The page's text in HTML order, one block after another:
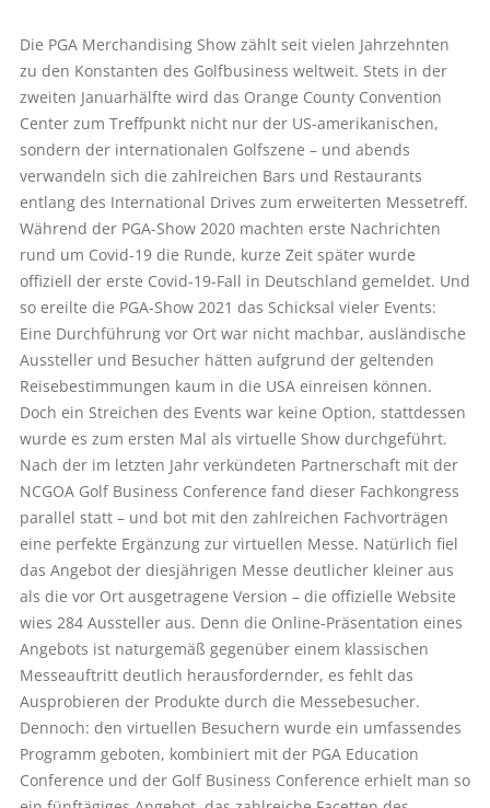
Die PGA Merchandising Show zählt seit vielen Jahrzehnten
zu den Konstanten des Golfbusiness weltweit. Stets in der
zweiten Januarhälfte wird das Orange County Convention
Center zum Treffpunkt nicht nur der US-amerikanischen,
sondern der internationalen Golfszene – und abends
verwandeln sich die zahlreichen Bars und Restaurants
entlang des International Drives zum erweiterten Messetreff.
Während der PGA-Show 2020 machten erste Nachrichten
rund um Covid-19 die Runde, kurze Zeit später wurde
offiziell der erste Covid-19-Fall in Deutschland gemeldet. Und
so ereilte die PGA-Show 2021 das Schicksal vieler Events:
Eine Durchführung vor Ort war nicht machbar, ausländische
Aussteller und Besucher hätten aufgrund der geltenden
Reisebestimmungen kaum in die USA einreisen können.
Doch ein Streichen des Events war keine Option, stattdessen
wurde es zum ersten Mal als virtuelle Show durchgeführt.
Nach der im letzten Jahr verkündeten Partnerschaft mit der
NCGOA Golf Business Conference fand dieser Fachkongress
parallel statt – und bot mit den zahlreichen Fachvorträgen
eine perfekte Ergänzung zur virtuellen Messe. Natürlich fiel
das Angebot der diesjährigen Messe deutlicher kleiner aus
als die vor Ort ausgetragene Version – die offizielle Website
wies 284 Aussteller aus. Denn die Online-Präsentation eines
Angebots ist naturgemäß gegenüber einem klassischen
Messeauftritt deutlich herausfordernder, es fehlt das
Ausprobieren der Produkte durch die Messebesucher.
Dennoch: den virtuellen Besuchern wurde ein umfassendes
Programm geboten, kombiniert mit der PGA Education
Conference und der Golf Business Conference erhielt man so